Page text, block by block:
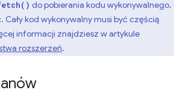
do pobierania kodu wykonywalnego,
Cały kod wykonywalny musi być częścią
informacji znajdziesz w artykule
rozszerzeń.